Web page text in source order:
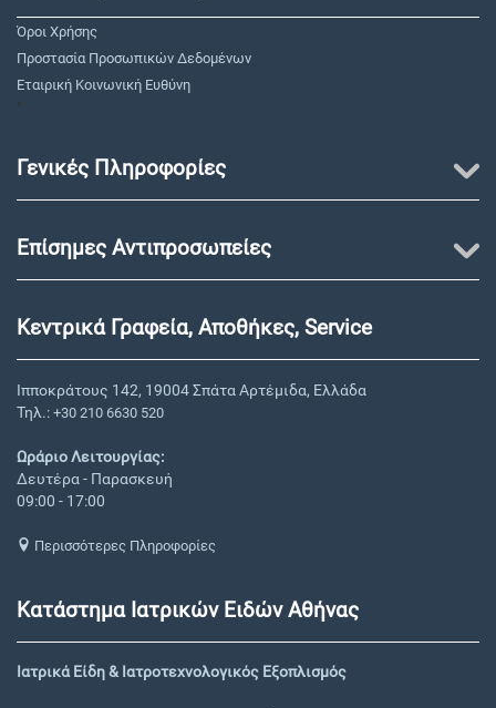
Όροι Χρήσης
Προστασία Προσωπικών Δεδομένων
Εταιρική Κοινωνική Ευθύνη
"
Γενικές Πληροφορίες
Επίσημες Αντιπροσωπείες
Κεντρικά Γραφεία, Αποθήκες, Service
Ιπποκράτους 142, 19004 Σπάτα Αρτέμιδα, Ελλάδα
Τηλ.: +30 210 6630 520
Ωράριο Λειτουργίας:
Δευτέρα - Παρασκευή
09:00 - 17:00
Περισσότερες Πληροφορίες
Κατάστημα Ιατρικών Ειδών Αθήνας
Ιατρικά Είδη & Ιατροτεχνολογικός Εξοπλισμός